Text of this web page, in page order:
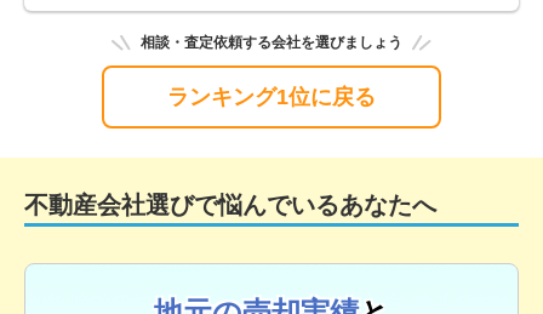
相談・査定依頼する会社を選びましょう
ランキング1位に戻る
不動産会社選びで悩んでいるあなたへ